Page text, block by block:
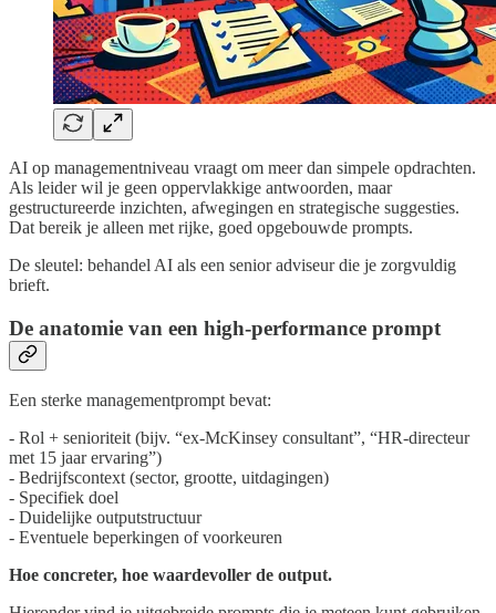
AI op managementniveau vraagt om meer dan simpele opdrachten.
Als leider wil je geen oppervlakkige antwoorden, maar
gestructureerde inzichten, afwegingen en strategische suggesties.
Dat bereik je alleen met rijke, goed opgebouwde prompts.
De sleutel: behandel AI als een senior adviseur die je zorgvuldig
brieft.
De anatomie van een high-performance prompt
Een sterke managementprompt bevat:
- Rol + senioriteit (bijv. “ex-McKinsey consultant”, “HR-directeur
met 15 jaar ervaring”)
- Bedrijfscontext (sector, grootte, uitdagingen)
- Specifiek doel
- Duidelijke outputstructuur
- Eventuele beperkingen of voorkeuren
Hoe concreter, hoe waardevoller de output.